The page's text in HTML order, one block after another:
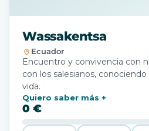
Wassakentsa
Ecuador
Encuentro y convivencia con
con los salesianos,
vida.
Quiero saber más
0 €